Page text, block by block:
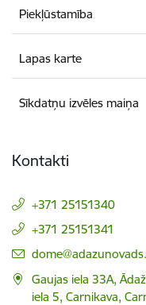
Piekļūstamība
Lapas karte
Sīkdatņu izvēles maiņa
Kontakti
+371 25151340
+371 25151341
E-pasts:
Gaujas iela 33A,
iela 5, Carnikava,